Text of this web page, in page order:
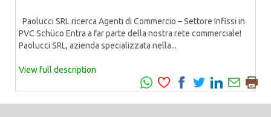
Paolucci SRL ricerca Agenti di Commercio – Settore Infissi in
PVC Schüco Entra a far parte della nostra rete commerciale!
Paolucci SRL, azienda specializzata nella...
View full description